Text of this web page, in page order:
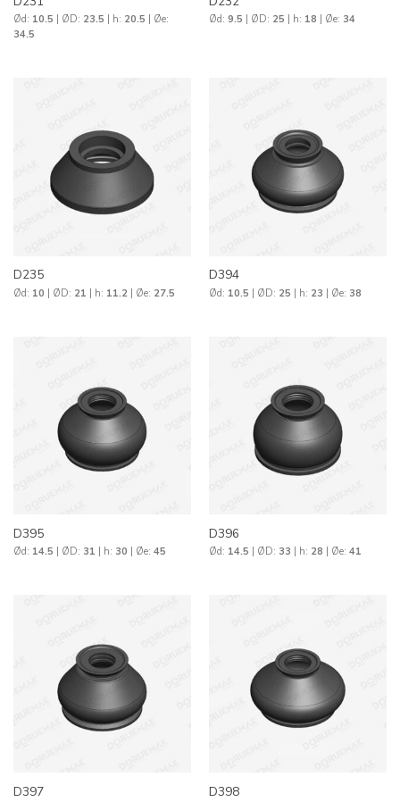
Ød: 10.5 | ØD: 23.5 | h: 20.5 | Øe:
34.5
Ød: 9.5 | ØD: 25 | h: 18 | Øe: 34
D235
Ød: 10 | ØD: 21 | h: 11.2| Øe: 27.5
D394
Ød: 10.5 | ØD: 25 | h: 23 | Øe: 38
D395
Ød: 14.5 | ØD: 31 | h: 30 | Øe: 45
D396
Ød: 14.5 | ØD: 33 | h: 28 | Øe: 41
D397 D398